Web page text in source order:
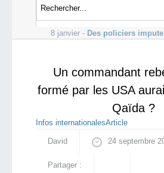
nos documentaires
8 janvier -
prévu
8 janvier - Des policiers
Un commandant
formé par les USA
Qaïda ?
Infos internationalesArticle
David 24 septembre
Partager :